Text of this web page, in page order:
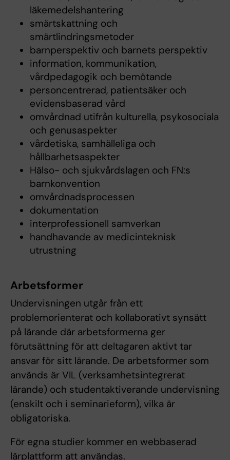
läkemedelshantering
smärtskattning och
smärtlindringsmetoder
barnperspektiv och barnets perspektiv
information, kommunikation,
vårdpedagogik och bemötande
personcentrerad, patientsäker och
evidensbaserad vård
omvårdnad utifrån kulturella, psykosociala
och genusaspekter
vårdetiska, samhälleliga och
hållbarhetsaspekter
Hälso- och sjukvårdslagen och FN:s
barnkonvention
omvårdnadsprocessen
dokumentation
interprofessionell samverkan
handhavande av medicinteknisk
utrustning
Arbetsformer
Undervisningen utgår från ett
problemorienterat och kollaborativt synsätt
på lärande där arbetsformerna ger
förutsättning för att deltagaren aktivt tar
ansvar för sitt lärande. De arbetsformer som
används är VIL (verksamhetsintegrerat
lärande) och studentaktiverande undervisning
(enskilt och i seminarieform), vilka är
obligatoriska.
För egna studier kommer en webbaserad
lärplattform att användas.